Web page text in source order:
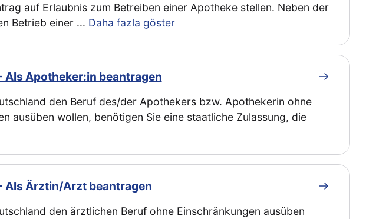
auf Erlaubnis zum Betreiben einer Apotheke stellen. Neben der
Betrieb einer... Daha fazla göster
Als Apotheker:in beantragen
den Beruf des/der Apothekers bzw. Apothekerin ohne
ausüben wollen, benötigen Sie eine staatliche Zulassung, die
Als Ärztin/Arzt beantragen
den ärztlichen Beruf ohne Einschränkungen ausüben